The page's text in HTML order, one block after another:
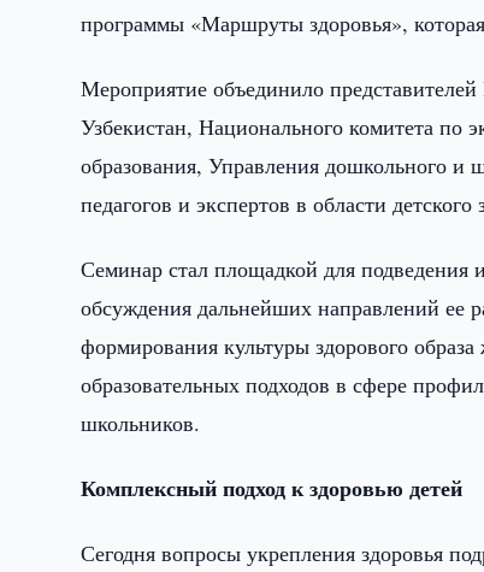
программы «Маршруты здоровья»,
Мероприятие объединило
Узбекистан, Национального комитета по
образования, Управления дошкольного и
педагогов и экспертов в области
Семинар стал площадкой для подведения
обсуждения дальнейших направлений ее
формирования культуры здорового
образовательных подходов в сфере
школьников.
Комплексный подход к здоровью детей
Сегодня вопросы укрепления здоровья